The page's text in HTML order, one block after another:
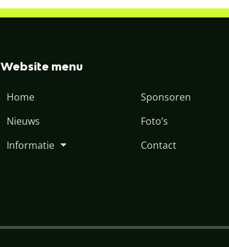
Website menu
Home
Nieuws
Informatie
Sponsoren
Foto’s
Contact